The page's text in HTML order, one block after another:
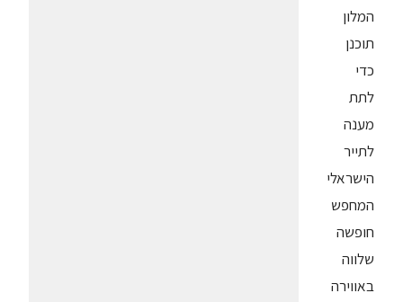
המלון
תוכנן
כדי
לתת
מענה
לתייר
הישראלי
המחפש
חופשה
שלווה
באווירה